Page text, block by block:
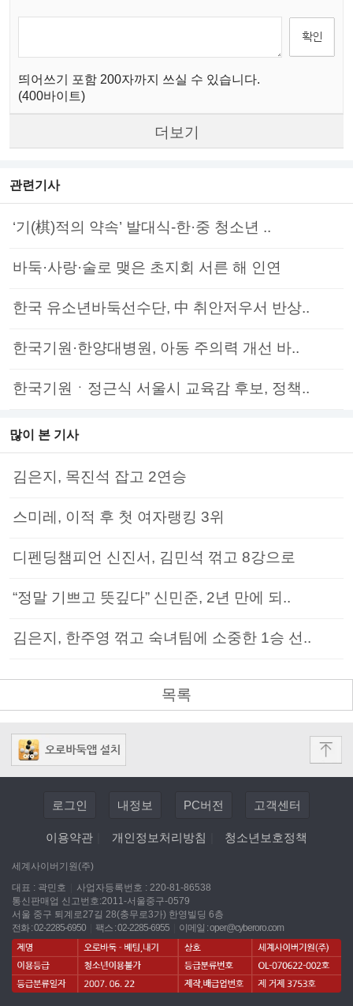
띄어쓰기 포함 200자까지 쓰실 수 있습니다.
(400바이트)
더보기
관련기사
‘기(棋)적의 약속’ 발대식-한·중 청소년 ..
바둑·사랑·술로 맺은 초지회 서른 해 인연
한국 유소년바둑선수단, 中 취안저우서 반상..
한국기원·한양대병원, 아동 주의력 개선 바..
한국기원ㆍ정근식 서울시 교육감 후보, 정책..
많이 본 기사
김은지, 목진석 잡고 2연승
스미레, 이적 후 첫 여자랭킹 3위
디펜딩챔피언 신진서, 김민석 꺾고 8강으로
“정말 기쁘고 뜻깊다” 신민준, 2년 만에 되..
김은지, 한주영 꺾고 숙녀팀에 소중한 1승 선..
목록
로그인 내정보 PC버전 고객센터
이용약관 개인정보처리방침 청소년보호정책
세계사이버기원(주)
대표 : 곽민호
사업자등록번호 : 220-81-86538
통신판매업 신고번호:2011-서울중구-0579
서울 중구 퇴계로27길 28(충무로3가) 한영빌딩 6층
전화 : 02-2285-6950
팩스 : 02-2285-6955 이메일 :oper@cyberoro.com